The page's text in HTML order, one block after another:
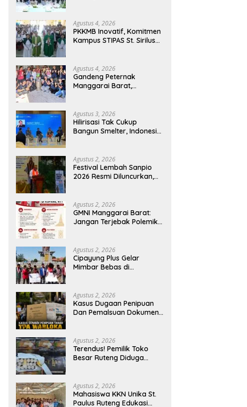
Organisasi
Agustus 4, 2026
PKKMB Inovatif, Komitmen
Kampus STIPAS St. Sirilus
Agustus 4, 2026
Gandeng Peternak
Manggarai Barat,
Pakan Fermentasi
Agustus 3, 2026
Hilirisasi Tak Cukup
Bangun Smelter, Indonesia
Agustus 2, 2026
Festival Lembah Sanpio
2026 Resmi Diluncurkan,
untuk Dukung Generasi
Berkarakter
Agustus 2, 2026
GMNI Manggarai Barat:
Jangan Terjebak Polemik
Berdampak bagi Rakyat
Agustus 2, 2026
Cipayung Plus Gelar
Mimbar Bebas di
Penyematan Gelar “Raja
Timor” kepada Jokowi
Agustus 2, 2026
Kasus Dugaan Penipuan
Dan Pemalsuan Dokumen
Gelar Perkara,
Penyelidikan Polres
Manggarai Barat
Agustus 2, 2026
Terendus! Pemilik Toko
Besar Ruteng Diduga
Flores
Agustus 2, 2026
Mahasiswa KKN Unika St.
Paulus Ruteng Edukasi